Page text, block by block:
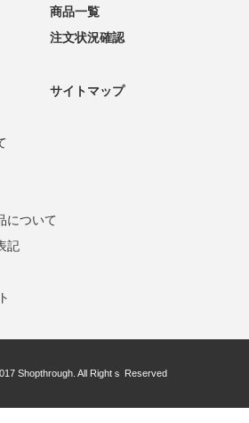
商品一覧
注文状況確認
サイトマップ
について
記
Shopthrough. All Rightｓ Reserved